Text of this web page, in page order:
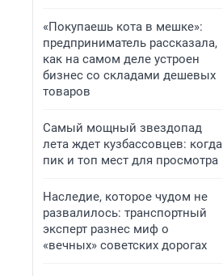
«Покупаешь кота в мешке»:
предприниматель рассказала,
как на самом деле устроен
бизнес со складами дешевых
товаров
Самый мощный звездопад
лета ждет кузбассовцев: когда
пик и топ мест для просмотра
Наследие, которое чудом не
развалилось: транспортный
эксперт разнес миф о
«вечных» советских дорогах